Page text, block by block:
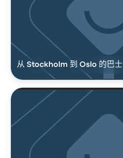
从 Stockholm 到 Oslo 的巴士